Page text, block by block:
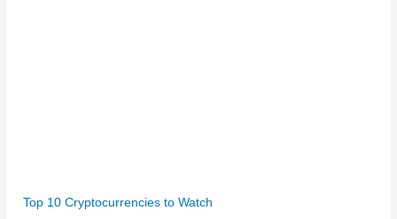
Top 10 Cryptocurrencies to Watch